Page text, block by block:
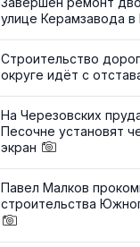
улице Керамзавода в
Строительство
округе идёт с
На Черезовских
Песочне установят
экран
Павел Малков
строительства